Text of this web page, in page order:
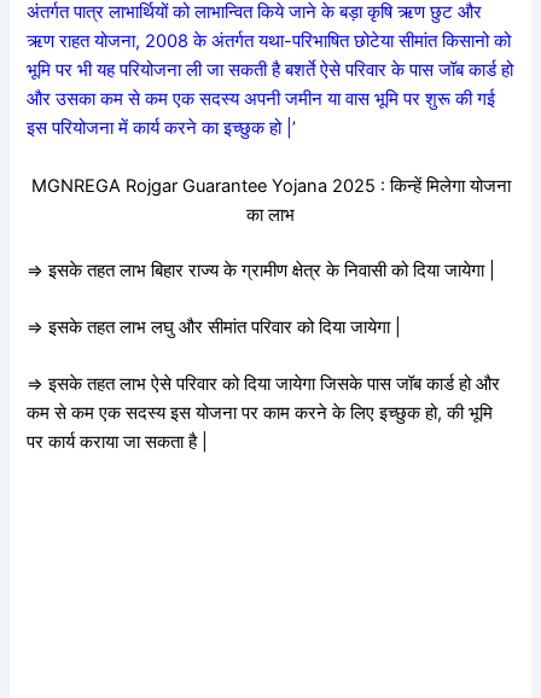
अंतर्गत पात्र लाभार्थियों को लाभान्वित किये जाने के बड़ा कृषि ऋण छुट और
ऋण राहत योजना, 2008 के अंतर्गत यथा-परिभाषित छोटेया सीमांत किसानो को
भूमि पर भी यह परियोजना ली जा सकती है बशर्ते ऐसे परिवार के पास जॉब कार्ड हो
और उसका कम से कम एक सदस्य अपनी जमीन या वास भूमि पर शुरू की गई
इस परियोजना में कार्य करने का इच्छुक हो |’
MGNREGA Rojgar Guarantee Yojana 2025 : किन्हें मिलेगा योजना
का लाभ
=> इसके तहत लाभ बिहार राज्य के ग्रामीण क्षेत्र के निवासी को दिया जायेगा |
=> इसके तहत लाभ लघु और सीमांत परिवार को दिया जायेगा |
=> इसके तहत लाभ ऐसे परिवार को दिया जायेगा जिसके पास जॉब कार्ड हो और
कम से कम एक सदस्य इस योजना पर काम करने के लिए इच्छुक हो, की भूमि
पर कार्य कराया जा सकता है |